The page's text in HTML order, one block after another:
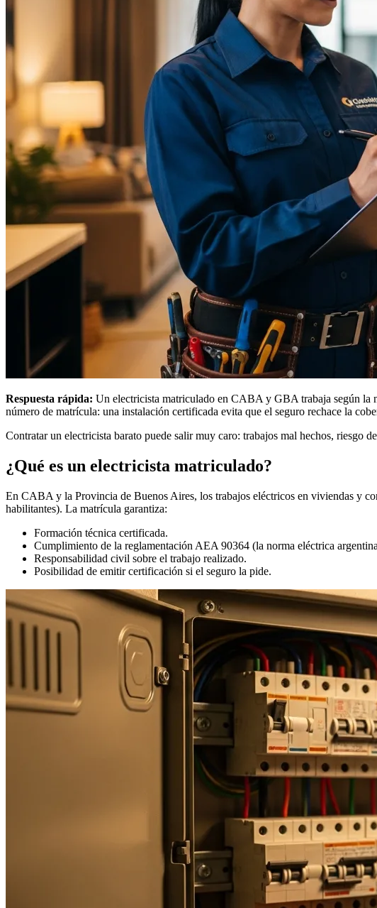
Respuesta rápida: Un electricista matriculado en CABA y GBA trabaja según la
número de matrícula: una instalación certificada evita que el seguro rechace la
Contratar un electricista barato puede salir muy caro: trabajos mal hechos, riesgo
¿Qué es un electricista matriculado?
En CABA y la Provincia de Buenos Aires, los trabajos eléctricos en viviendas y
habilitantes). La matrícula garantiza:
Formación técnica certificada.
Cumplimiento de la reglamentación AEA 90364 (la norma eléctrica
Responsabilidad civil sobre el trabajo realizado.
Posibilidad de emitir certificación si el seguro la pide.